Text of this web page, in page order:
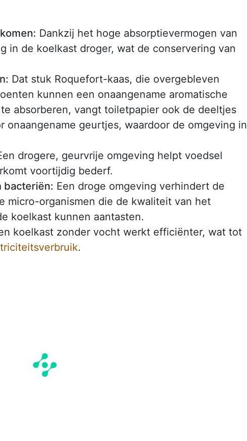
Dankzij het hoge absorptievermogen van
in de koelkast droger, wat de conservering van
Dat stuk Roquefort-kaas, die overgebleven
kunnen een onaangename aromatische
absorberen, vangt toiletpapier ook de deeltjes
onaangename geurtjes, waardoor de omgeving in
drogere, geurvrije omgeving helpt voedsel
voortijdig bederf.
bacteriën: Een droge omgeving verhindert de
micro-organismen die de kwaliteit van het
koelkast kunnen aantasten.
koelkast zonder vocht werkt efficiënter, wat tot
.